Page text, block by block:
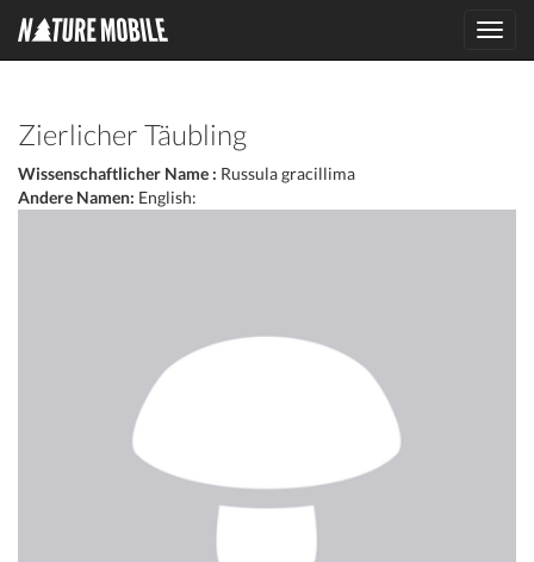
Zierlicher Täubling
Wissenschaftlicher Name : Russula gracillima
Andere Namen: English: